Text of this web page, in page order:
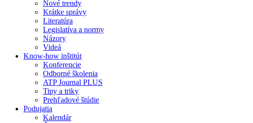
Nové trendy
Krátke správy
Literatúra
Legislatíva a normy
Názory
Videá
Know-how inštitút
Konferencie
Odborné školenia
ATP Journal PLUS
Tipy a triky
Prehľadové štúdie
Podujatia
Kalendár